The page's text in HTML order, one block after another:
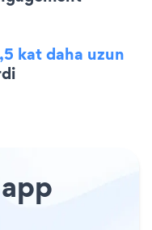
kat daha uzun